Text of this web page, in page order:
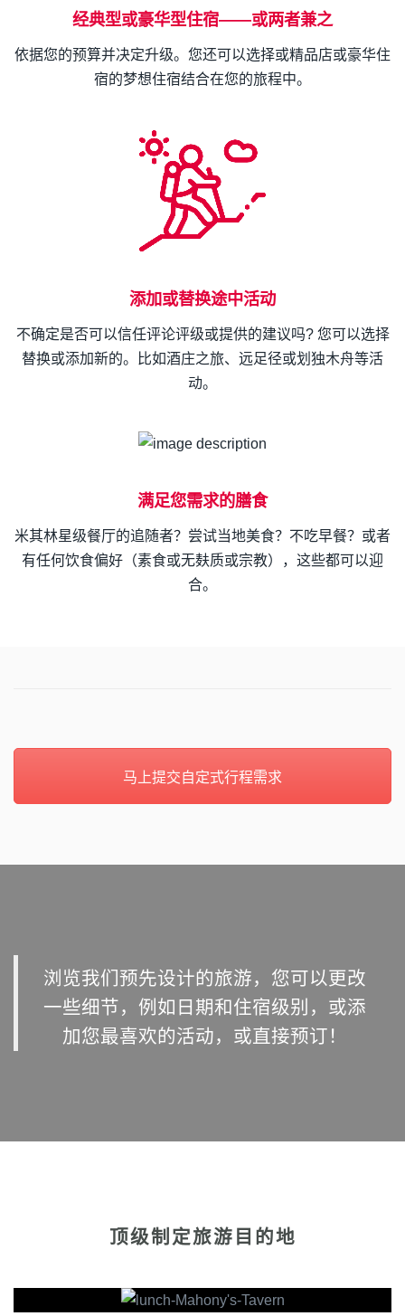
经典型或豪华型住宿——或两者兼之
依据您的预算并决定升级。您还可以选择或精品店或豪华住
宿的梦想住宿结合在您的旅程中。
添加或替换途中活动
不确定是否可以信任评论评级或提供的建议吗? 您可以选择
替换或添加新的。比如酒庄之旅、远足径或划独木舟等活
动。
满足您需求的膳食
米其林星级餐厅的追随者？尝试当地美食？不吃早餐？或者
有任何饮食偏好（素食或无麸质或宗教），这些都可以迎
合。
马上提交自定式行程需求
浏览我们预先设计的旅游，您可以更改
一些细节，例如日期和住宿级别，或添
加您最喜欢的活动，或直接预订！
顶级制定旅游目的地